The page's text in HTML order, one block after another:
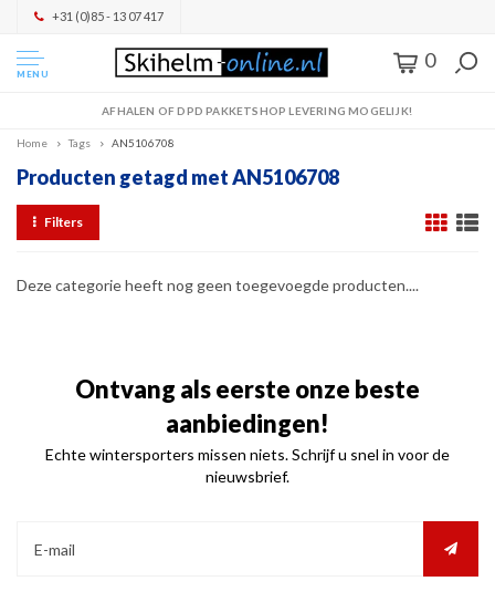
+31 (0)85 - 13 07 417
MENU
0
AFHALEN OF DPD PAKKETSHOP LEVERING MOGELIJK!
Home Tags AN5106708
Producten getagd met AN5106708
Filters
Deze categorie heeft nog geen toegevoegde producten....
Ontvang als eerste onze beste
aanbiedingen!
Echte wintersporters missen niets. Schrijf u snel in voor de
nieuwsbrief.